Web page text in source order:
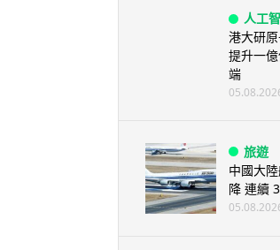
人工
港大研
提升一
端
旅遊
中國大
降 連續